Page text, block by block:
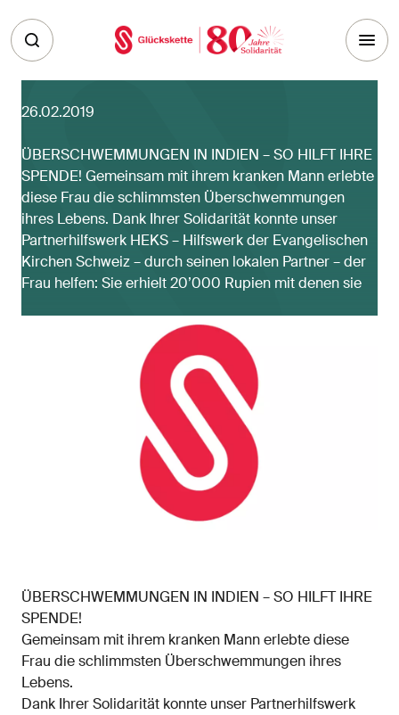
26.02.2019
ÜBERSCHWEMMUNGEN IN INDIEN – SO HILFT IHRE
SPENDE! Gemeinsam mit ihrem kranken Mann erlebte
diese Frau die schlimmsten Überschwemmungen
ihres Lebens. Dank Ihrer Solidarität konnte unser
Partnerhilfswerk HEKS – Hilfswerk der Evangelischen
Kirchen Schweiz – durch seinen lokalen Partner – der
Frau helfen: Sie erhielt 20’000 Rupien mit denen sie
ÜBERSCHWEMMUNGEN IN INDIEN – SO HILFT IHRE
SPENDE!
Gemeinsam mit ihrem kranken Mann erlebte diese
Frau die schlimmsten Überschwemmungen ihres
Lebens.
Dank Ihrer Solidarität konnte unser Partnerhilfswerk